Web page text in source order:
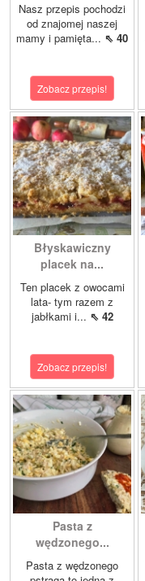
Nasz przepis pochodzi
od znajomej naszej
mamy i pamięta... ⇖ 40
Zobacz przepis!
Błyskawiczny
placek na...
Ten placek z owocami
lata- tym razem z
jabłkami i... ⇖ 42
Zobacz przepis!
Pasta z
wędzonego...
Pasta z wędzonego